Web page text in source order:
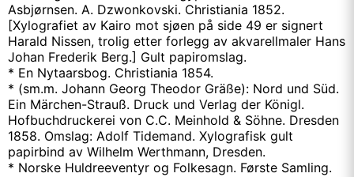
Asbjørnsen. A. Dzwonkovski. Christiania 1852.
[Xylografiet av Kairo mot sjøen på side 49 er signert
Harald Nissen, trolig etter forlegg av akvarellmaler Hans
Johan Frederik Berg.] Gult papiromslag.
* En Nytaarsbog. Christiania 1854.
* (sm.m. Johann Georg Theodor Gräße): Nord und Süd.
Ein Märchen-Strauß. Druck und Verlag der Königl.
Hofbuchdruckerei von C.C. Meinhold & Söhne. Dresden
1858. Omslag: Adolf Tidemand. Xylografisk gult
papirbind av Wilhelm Werthmann, Dresden.
* Norske Huldreeventyr og Folkesagn. Første Samling.